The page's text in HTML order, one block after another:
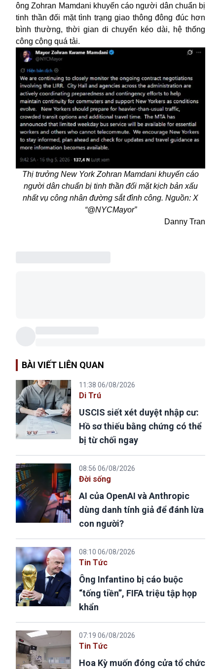
ông Zohran Mamdani khuyến cáo người dân chuẩn bị
tinh thần đối mặt tình trạng giao thông đông đúc hơn
bình thường, thời gian di chuyển kéo dài, hệ thống
công cộng quá tải.
Thị trưởng New York Zohran Mamdani khuyến cáo
người dân chuẩn bị tinh thần đối mặt kịch bản xấu
nhất vụ công nhân đường sắt đình công. Nguồn: X
“@NYCMayor”
Danny Tran
BÀI VIẾT LIÊN QUAN
11:38 06/08/2026
Di Trú
USCIS siết xét duyệt nhập cư:
Hồ sơ thiếu bằng chứng có thể
bị từ chối ngay
08:56 06/08/2026
Đời sống
AI của OpenAI và Anthropic
dùng danh tính giả để đánh lừa
con người?
08:10 06/08/2026
Tin Tức
Ông Infantino bị cáo buộc
“tống tiền”, FIFA triệu tập họp
khẩn
07:19 06/08/2026
Tin Tức
Hoa Kỳ muốn đóng cửa tổ chức